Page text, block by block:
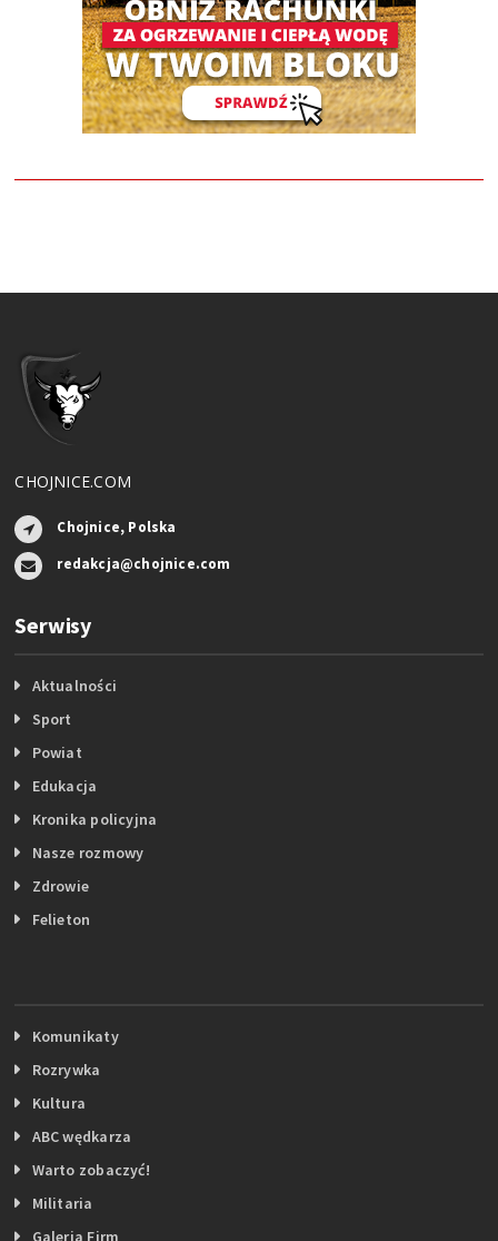
CHOJNICE.COM
Chojnice, Polska
redakcja@chojnice.com
Serwisy
Aktualności
Sport
Powiat
Edukacja
Kronika policyjna
Nasze rozmowy
Zdrowie
Felieton
Komunikaty
Rozrywka
Kultura
ABC wędkarza
Warto zobaczyć!
Militaria
Galeria Firm